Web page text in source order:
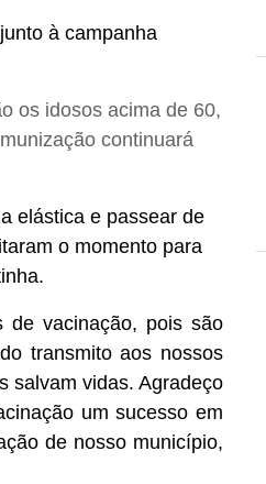
à campanha
os idosos acima de 60,
continuará
elástica e passear de
o momento para
de vacinação, pois são
transmito aos nossos
salvam vidas. Agradeço
um sucesso em
de nosso município,